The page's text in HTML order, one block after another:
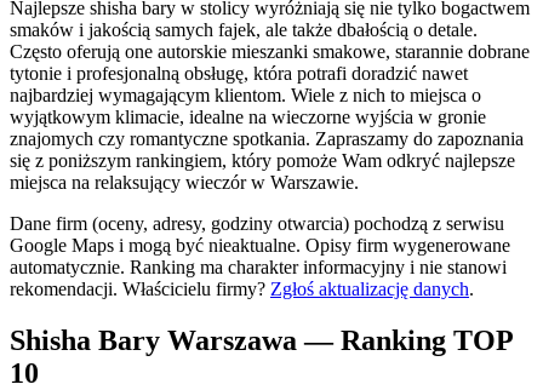
Najlepsze shisha bary w stolicy wyróżniają się nie tylko bogactwem
smaków i jakością samych fajek, ale także dbałością o detale.
Często oferują one autorskie mieszanki smakowe, starannie dobrane
tytonie i profesjonalną obsługę, która potrafi doradzić nawet
najbardziej wymagającym klientom. Wiele z nich to miejsca o
wyjątkowym klimacie, idealne na wieczorne wyjścia w gronie
znajomych czy romantyczne spotkania. Zapraszamy do zapoznania
się z poniższym rankingiem, który pomoże Wam odkryć najlepsze
miejsca na relaksujący wieczór w Warszawie.
Dane firm (oceny, adresy, godziny otwarcia) pochodzą z serwisu
Google Maps i mogą być nieaktualne. Opisy firm wygenerowane
automatycznie. Ranking ma charakter informacyjny i nie stanowi
rekomendacji. Właścicielu firmy? Zgłoś aktualizację danych.
Shisha Bary Warszawa — Ranking TOP
10